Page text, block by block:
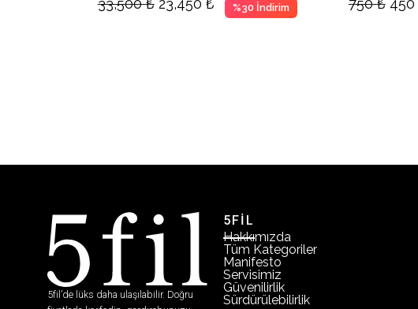
33,500₺ 23,450 ₺ %30 İndirim 750₺ 450
5fil’de lüks daha ulaşılabilir. Doğru
5FİL
Hakkımızda
Tüm Kategoriler
Manifesto
Servisimiz
Güvenilirlik
Sürdürülebilirlik